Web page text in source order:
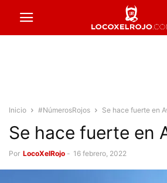
Inicio #NúmerosRojos Se hace fuerte en
Se hace fuerte en
Por LocoXelRojo - 16 febrero, 2022